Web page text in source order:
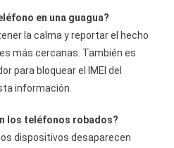
en una guagua?
la calma y reportar el hecho
más cercanas. También es
para bloquear el IMEI del
información.
los teléfonos robados?
dispositivos desaparecen